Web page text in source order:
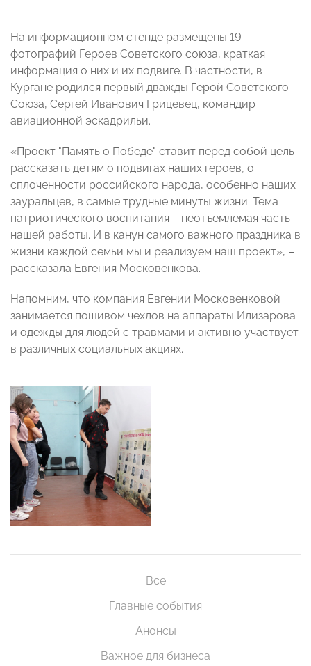
На информационном стенде размещены 19
фотографий Героев Советского союза, краткая
информация о них и их подвиге. В частности, в
Кургане родился первый дважды Герой Советского
Союза, Сергей Иванович Грицевец, командир
авиационной эскадрильи.
«Проект "Память о Победе" ставит перед собой цель
рассказать детям о подвигах наших героев, о
сплоченности российского народа, особенно наших
зауральцев, в самые трудные минуты жизни. Тема
патриотического воспитания – неотъемлемая часть
нашей работы. И в канун самого важного праздника в
жизни каждой семьи мы и реализуем наш проект», –
рассказала Евгения Московенкова.
Напомним, что компания Евгении Московенковой
занимается пошивом чехлов на аппараты Илизарова
и одежды для людей с травмами и активно участвует
в различных социальных акциях.
Все
Главные события
Анонсы
Важное для бизнеса